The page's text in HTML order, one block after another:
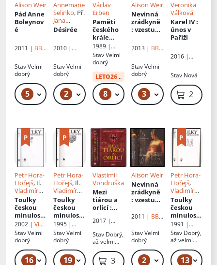
Alison Weir
Pád Anne
Boleynov
é
2011 | BB
StavVelmi
dobrý
5 199 Kč – 269 Kč
Annemarie
Selinko, Př.
Jana
Pecharová
Désirée
2010 |
StavVelmi
dobrý
2 99 Kč
Václav
Erben
Paměti
českého
krále
Jiříka z
Poděbrad
1989 |
Svoboda
StavVelmi
dobrý
LETO26od: 34 Kč
8 49 Kč – 59 Kč
Alison Weir
Nevinná
zrádkyně
: vzestup
devítiden
ní
Jany
Greyové
2013 | BB
StavVelmi
dobrý
3 369 Kč – 389 Kč
Veronika
Válková
Karel IV:
únos v
Paříži
2016 |
Stav Nová
219 Kč
Petr Hora-
Hořejš, Il.
Vladimír
Novák
Toulky
českou
minulostí
: [Velké
příběhy
Habsburk
ů na
sklonku
jejich
2002 | Via
Facti
StavVelmi
dobrý
16 169 Kč – 2 499 Kč
Petr Hora-
Hořejš, Il.
Vladimír
Novák,
Jana
Carrasco
Toulky
českou
minulostí
: [Od bitvy
na Bílé
hoře
(1620) do
nástupu
Marie
1995 |
Baronet
StavVelmi
dobrý
19 99 Kč – 2 499 Kč
Vlastimil
Vondruška
Mezi
tiárou a
orlicí:
prvního
českého
krále
Vratislava
I
2017 |
Stav Dobrý,
až velmi
369 Kč
Alison Weir
Nevinná
zrádkyně
: vzestup
devítiden
královny
Jany
Greyové
2011 | BB
StavVelmi
dobrý
2 299 Kč – 389 Kč
Petr Hora-
Hořejš,
Vladimír
Nagaj,Ivan
Kincl,
Miroslav
Kloss , Il.
Běhounek
Toulky
českou
minulostí
: Od časů
Přemysla
Otakara I.
nástupu
Habsburk
1991 |
Práce
Stav Dobrý,
až velmi
13